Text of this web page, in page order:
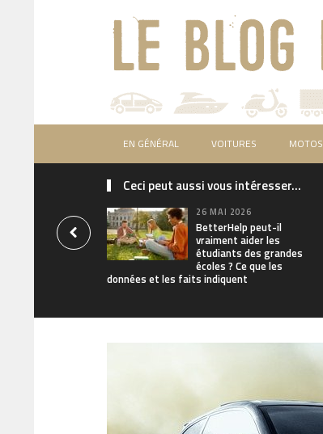
EN GÉNÉRAL VOITURES MOTOS
Ceci peut aussi vous intéresser...
26 MAI 2026
BetterHelp peut-il
vraiment aider les
étudiants des grandes
écoles ? Ce que les
données et les faits indiquent